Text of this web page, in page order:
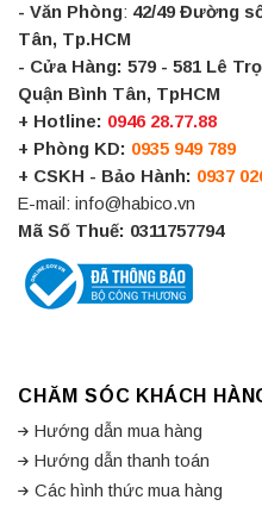
- Văn Phòng: 42/49 Đường
Tân, Tp.HCM
- Cửa Hàng: 579 - 581 Lê
Quận Bình Tân, TpHCM
+ Hotline: 0946 28.77.88
+ Phòng KD: 0935 949 789
+ CSKH - Bảo Hành: 0937
E-mail: info@habico.vn
Mã Số Thuế: 0311757794
CHĂM SÓC KHÁCH
Hướng dẫn mua hàng
Hướng dẫn thanh toán
Các hình thức mua hàng